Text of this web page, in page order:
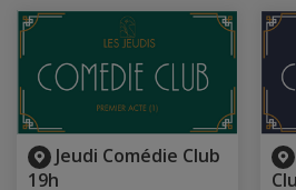
Jeudi Comédie Club
19h